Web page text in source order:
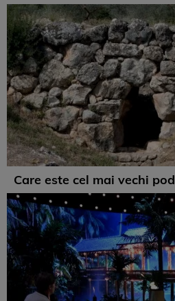
Care este cel mai vechi